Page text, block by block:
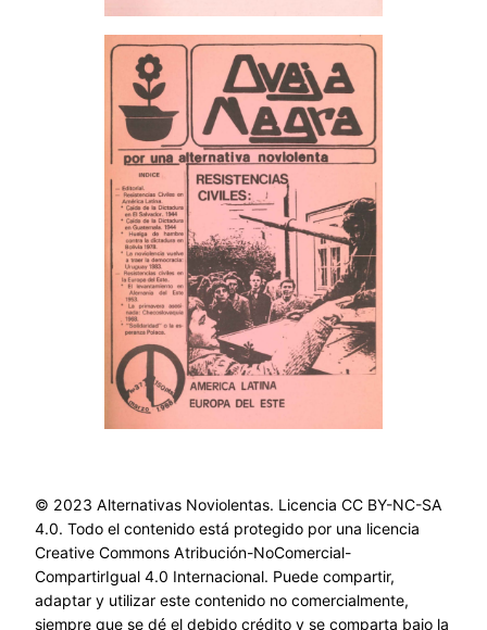
© 2023 Alternativas Noviolentas. Licencia CC BY-NC-SA
4.0. Todo el contenido está protegido por una licencia
Creative Commons Atribución-NoComercial-
CompartirIgual 4.0 Internacional. Puede compartir,
adaptar y utilizar este contenido no comercialmente,
siempre que se dé el debido crédito y se comparta bajo la